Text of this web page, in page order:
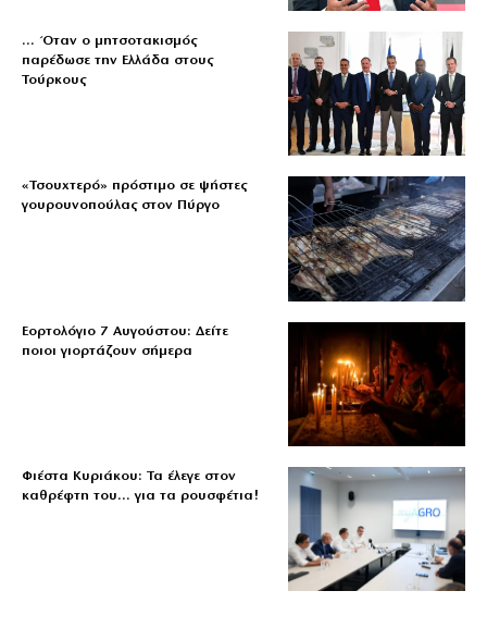
… Όταν ο μητσοτακισμός
παρέδωσε την Ελλάδα στους
Τούρκους
«Τσουχτερό» πρόστιμο σε ψήστες
γουρουνοπούλας στον Πύργο
Εορτολόγιο 7 Αυγούστου: Δείτε
ποιοι γιορτάζουν σήμερα
Φιέστα Κυριάκου: Τα έλεγε στον
καθρέφτη του… για τα ρουσφέτια!